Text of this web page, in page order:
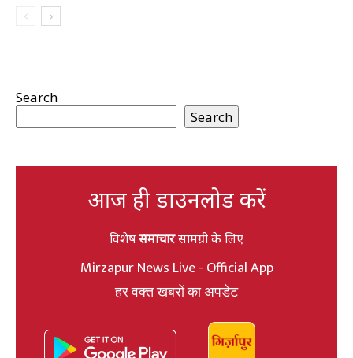
Search
Search
आज ही डाउनलोड करें
विशेषसमाचारसामग्री के लिए
Mirzapur News Live - Official App
हर वक्त खबरों का अपडेट